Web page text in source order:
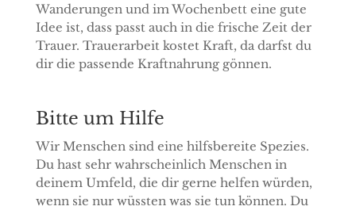
Wanderungen und im Wochenbett eine gute
Idee ist, dass passt auch in die frische Zeit der
Trauer. Trauerarbeit kostet Kraft, da darfst du
dir die passende Kraftnahrung gönnen.
Bitte um Hilfe
Wir Menschen sind eine hilfsbereite Spezies.
Du hast sehr wahrscheinlich Menschen in
deinem Umfeld, die dir gerne helfen würden,
wenn sie nur wüssten was sie tun können. Du